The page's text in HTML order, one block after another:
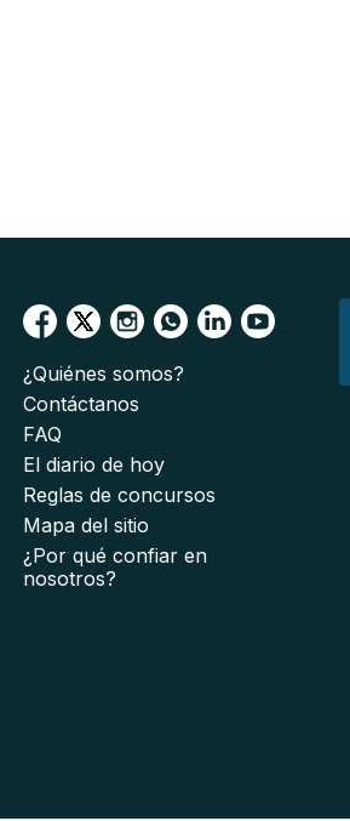
¿Quiénes somos?
Contáctanos
FAQ
El diario de hoy
Reglas de concursos
Mapa del sitio
¿Por qué confiar en
nosotros?